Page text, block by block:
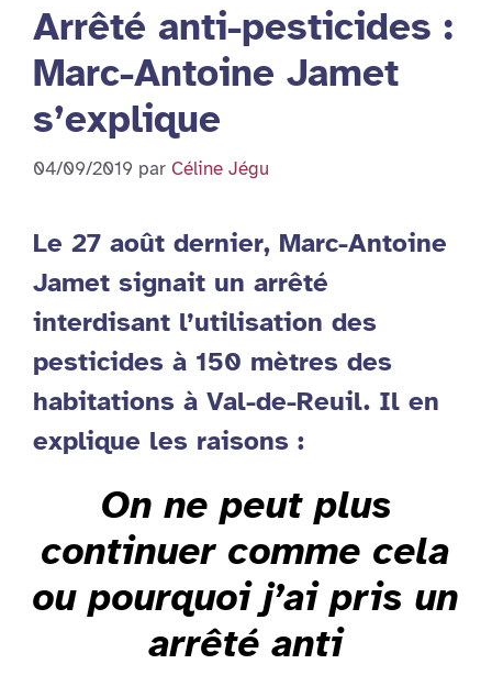
Arrêté anti-pesticides :
Marc-Antoine Jamet
s’explique
04/09/2019 par Céline Jégu
Le 27 août dernier, Marc-Antoine
Jamet signait un arrêté
interdisant l’utilisation des
pesticides à 150 mètres des
habitations à Val-de-Reuil. Il en
explique les raisons :
On ne peut plus
continuer comme cela
ou pourquoi j’ai pris un
arrêté anti